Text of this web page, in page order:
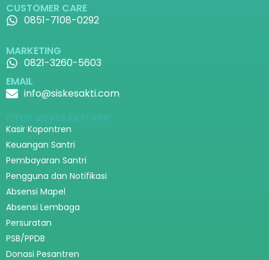
CUSTOMER CARE
0851-7108-0292
MARKETING
0821-3260-5603
EMAIL
info@siskesakti.com
FITUR SISKESAKTI APP
Kasir Kopontren
Keuangan Santri
Pembayaran Santri
Pengguna dan Notifikasi
Absensi Mapel
Absensi Lembaga
Persuratan
PSB/PPDB
Donasi Pesantren